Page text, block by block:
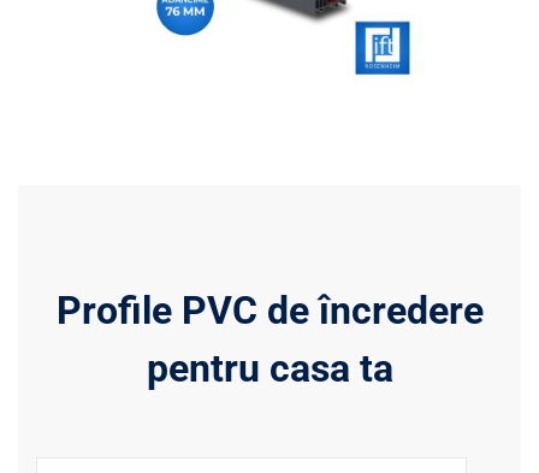
Profile PVC de încredere
pentru casa ta